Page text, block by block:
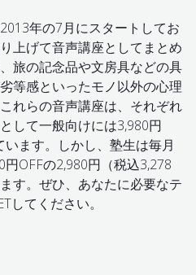
年の7月にスタートしてお
上げて音声講座としてまとめ
旅の記念品や文房具などの具
等感といったモノ以外の心理
れらの音声講座は、それぞれ
して一般向けには3,980円
います。しかし、塾生は毎月
OFFの2,980円（税込3,278
す。ぜひ、あなたに必要なテ
してください。